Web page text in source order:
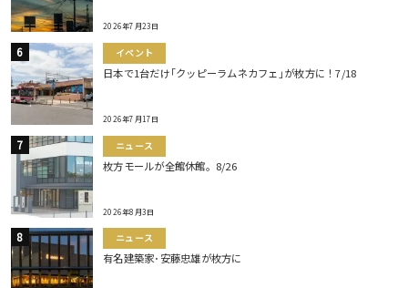
2026年7月23日
イベント
日本で1台だけ｢クッピーラムネカフェ｣が枚方に！7/18
2026年7月17日
ニュース
枚方モールが全館休館。8/26
2026年8月3日
ニュース
有名建築家･安藤忠雄が枚方に